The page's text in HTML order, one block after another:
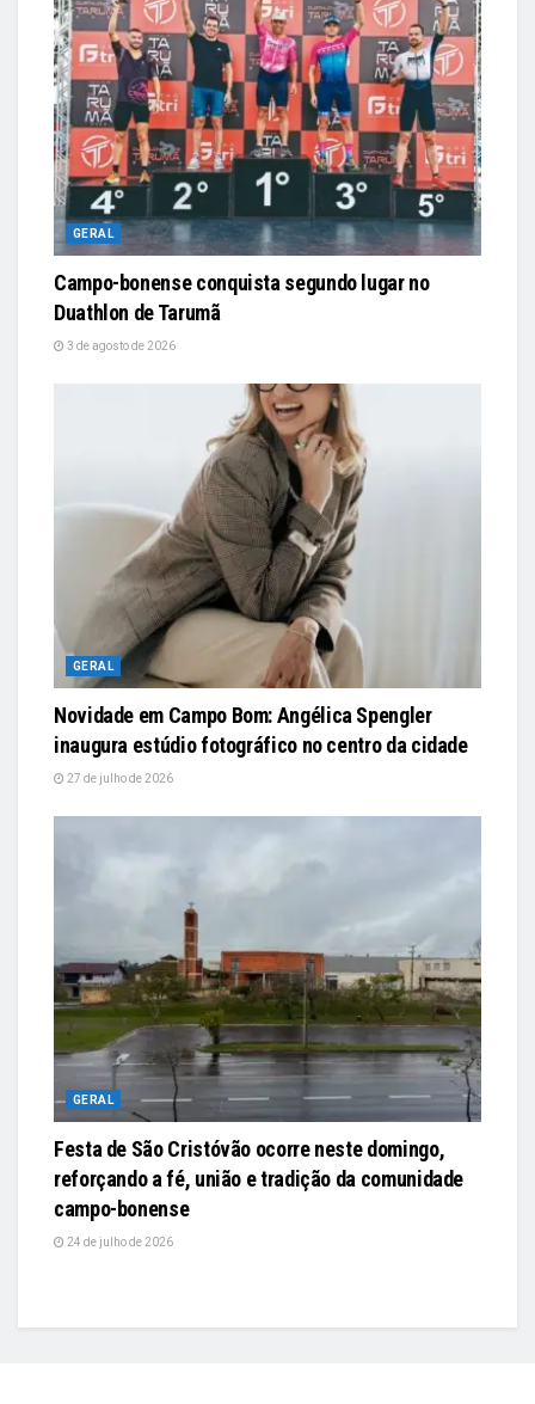
GERAL
Campo-bonense conquista segundo lugar no
Duathlon de Tarumã
3 de agosto de 2026
GERAL
Novidade em Campo Bom: Angélica Spengler
inaugura estúdio fotográfico no centro da cidade
27 de julho de 2026
GERAL
Festa de São Cristóvão ocorre neste domingo,
reforçando a fé, união e tradição da comunidade
campo-bonense
24 de julho de 2026